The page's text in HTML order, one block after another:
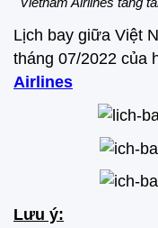
Lịch bay giữa Việt
tháng 07/2022 của
Airlines
Lưu ý: